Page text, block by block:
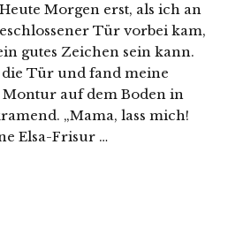
Morgen erst, als ich an
Tür vorbei kam,
gutes Zeichen sein kann.
Tür und fand meine
auf dem Boden in
„Mama, lass mich!
Elsa-Frisur …